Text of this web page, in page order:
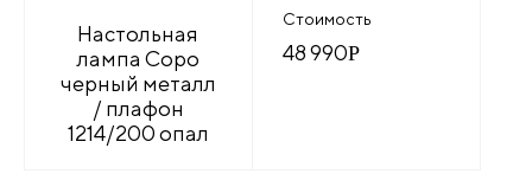
Настольная
лампа Copo
черный металл
/ плафон
1214/200 опал
Стоимость
48 990Р